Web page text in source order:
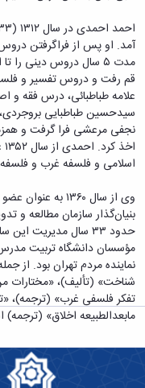
نقشه
دانشگاه
ساختار
سازمانی
سازمان
دانشگاه
حوزه
ریاست
معاونت
توسعه
مدیریت
و
پشتیبانی
معاونت
آموزشی
و
تحصیلات
تکمیلی
معاونت
دانشجویی
استعدادهای
درخشان
دانشجویان
غیرایرانی
مهمانی
و
انتقال
حمایت‌های
تحصیلی
تحصیل
در
دانشگاه
D8
رشته‌های
تحصیلی
کارشناسی
تحصیلات
تکمیلی
آموزش‌های
آزاد
آموزشی
علم
و
فناوری
مراکز
تحقیقات
و فناوری
پژوهشکده
شیمی
گیاهی
آب
مرکز
آپا
دانشگاه
بوعلی
سینا
آزمایشگاه
های
آزمایشگاه
علوم
نفت
علوم
انسانی
هنر
و
معماری
دامپزشکی
علوم
علوم
اقتصادی
و
اجتماعی
علوم
ورزشی
دانشکده
های
فنی
مهمانسرای
دانشگاه
رفاهی
دانشجویان
مدیریت
امور
دانشجویان
مرکز
مشاوره
سبک
زندگی
مرکز
بهداشت
و
درمان
خوابگاه‌های
دانشجویی
سرویس
فارغ
التحصیلان
برنامه
فعالیت‌های
دانشجویی
انجمن‌های
علمی
دانشجویی
تشکل‌های
دانشجویان
نشریات
دانشجویی
کانون‌های
فرهنگی
فعالیت‌های
داوطلبانه
سمن‌های
بنیاد
پایگاه
خبری
بسنا
پیشخوان
احراز
هویت
با ما
روابط
بین
الملل
(قدم
الآن)
Apply
Now
آمد. او پس از فراگرفتن
قم رفت و دروس تفسیر و
علامه طباطبائی، درس فقه و
سیدحسین طباطبایی
نجفی مرعشی فرا گرفت و
اسلامی و فلسفه غرب و
وی از سال ۱۳۶۰
بنیان‌گذار سازمان مطالعه و
حدود ۳۳ سال مدیریت
مؤسسان دانشگاه تربیت
نماینده مردم تهران بود. از
شناخت» (تألیف)، «مختارات
تفکر فلسفی غرب» (ترجمه)،
مابعدالطبیعه اخلاق» (ترجمه)